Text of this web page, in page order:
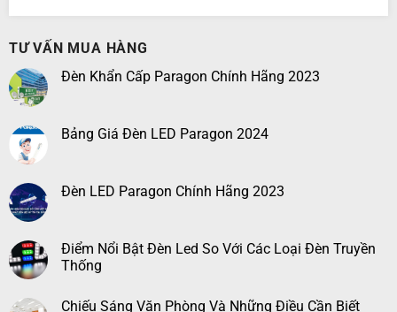
TƯ VẤN MUA HÀNG
Đèn Khẩn Cấp Paragon Chính Hãng 2023
Bảng Giá Đèn LED Paragon 2024
Đèn LED Paragon Chính Hãng 2023
Điểm Nổi Bật Đèn Led So Với Các Loại Đèn Truyền
Thống
Chiếu Sáng Văn Phòng Và Những Điều Cần Biết